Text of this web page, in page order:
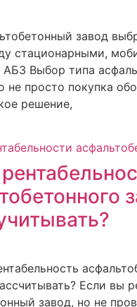
завод
стационарными,
Выбор типа
не просто покупка
решение,
Если вы
завод, но не